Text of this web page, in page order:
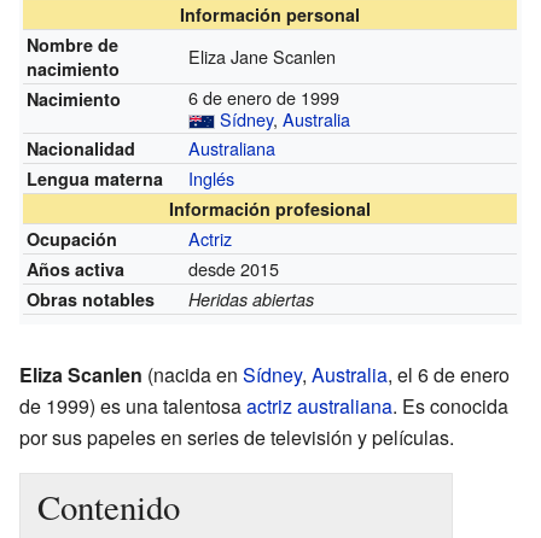
Información personal
Nombre de
nacimiento
Eliza Jane Scanlen
Nacimiento
6 de enero de 1999
Sídney,Australia
Nacionalidad Australiana
Lengua materna Inglés
Información profesional
Ocupación
Actriz
Años activa desde 2015
Obras notables Heridas abiertas
Eliza Scanlen (nacida en Sídney, Australia, el 6 de enero
de 1999) es una talentosaactrizaustraliana. Es conocida
por sus papeles en series de televisión y películas.
Contenido